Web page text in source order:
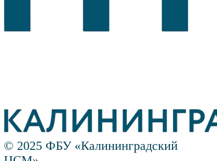
© 2025 ФБУ «Калининградский